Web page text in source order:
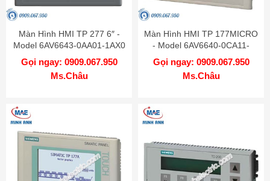
Màn Hình HMI TP 277 6″ -
Model 6AV6643-0AA01-1AX0
Gọi ngay: 0909.067.950
Ms.Châu
Màn Hình HMI TP 177MICRO
- Model 6AV6640-0CA11-
0AX1
Gọi ngay: 0909.067.950
Ms.Châu